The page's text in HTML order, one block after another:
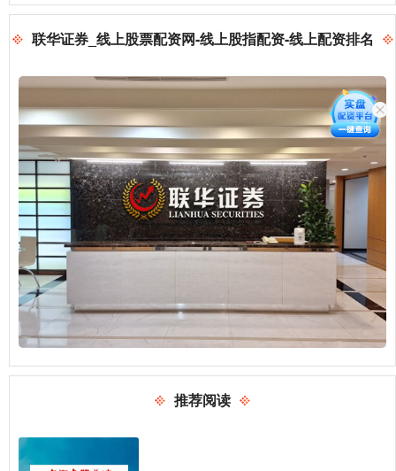
联华证券_线上股票配资网-线上股指配资-线上配资排名
推荐阅读